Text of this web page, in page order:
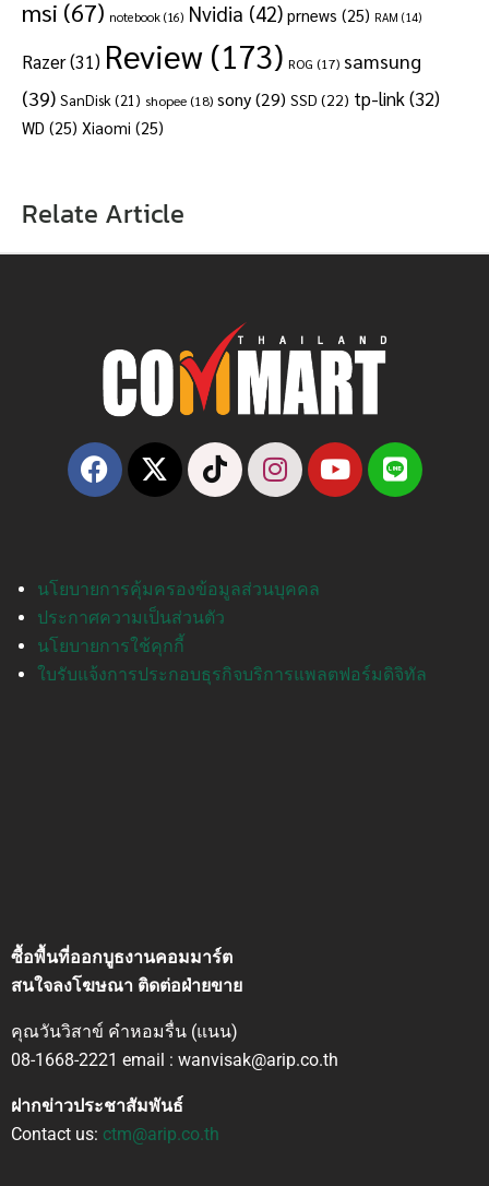
msi (67) notebook (16) Nvidia (42) prnews (25) RAM (14)
Razer(31) Review (173) ROG (17) samsung
(39) SanDisk (21) shopee (18) sony(29) SSD (22) tp-link(32)
WD (25) Xiaomi (25)
Relate Article
นโยบายการคุ้มครองข้อมูลส่วนบุคคล
ประกาศความเป็นส่วนตัว
นโยบายการใช้คุกกี้
ใบรับแจ้งการประกอบธุรกิจบริการแพลตฟอร์มดิจิทัล
ซื้อพื้นที่ออกบูธงานคอมมาร์ต
สนใจลงโฆษณา ติดต่อฝ่ายขาย
คุณวันวิสาข์ คำหอมรื่น (แนน)
08-1668-2221 email : wanvisak@arip.co.th
ฝากข่าวประชาสัมพันธ์
Contact us: ctm@arip.co.th